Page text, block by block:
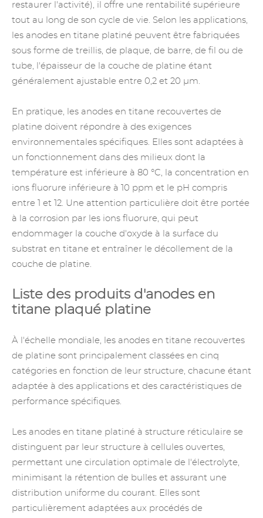
restaurer l'activité), il offre une rentabilité supérieure
tout au long de son cycle de vie. Selon les applications,
les anodes en titane platiné peuvent être fabriquées
sous forme de treillis, de plaque, de barre, de fil ou de
tube, l'épaisseur de la couche de platine étant
généralement ajustable entre 0,2 et 20 µm.
En pratique, les anodes en titane recouvertes de
platine doivent répondre à des exigences
environnementales spécifiques. Elles sont adaptées à
un fonctionnement dans des milieux dont la
température est inférieure à 80 °C, la concentration en
ions fluorure inférieure à 10 ppm et le pH compris
entre 1 et 12. Une attention particulière doit être portée
à la corrosion par les ions fluorure, qui peut
endommager la couche d'oxyde à la surface du
substrat en titane et entraîner le décollement de la
couche de platine.
Liste des produits d'anodes en
titane plaqué platine
À l'échelle mondiale, les anodes en titane recouvertes
de platine sont principalement classées en cinq
catégories en fonction de leur structure, chacune étant
adaptée à des applications et des caractéristiques de
performance spécifiques.
Les anodes en titane platiné à structure réticulaire se
distinguent par leur structure à cellules ouvertes,
permettant une circulation optimale de l'électrolyte,
minimisant la rétention de bulles et assurant une
distribution uniforme du courant. Elles sont
particulièrement adaptées aux procédés de